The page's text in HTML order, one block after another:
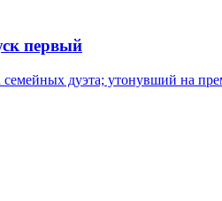
первый
семейных дуэта; утонувший на